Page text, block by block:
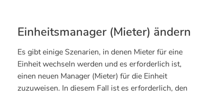
Einheitsmanager (Mieter) ändern
Es gibt einige Szenarien, in denen Mieter für eine
Einheit wechseln werden und es erforderlich ist,
einen neuen Manager (Mieter) für die Einheit
zuzuweisen. In diesem Fall ist es erforderlich, den